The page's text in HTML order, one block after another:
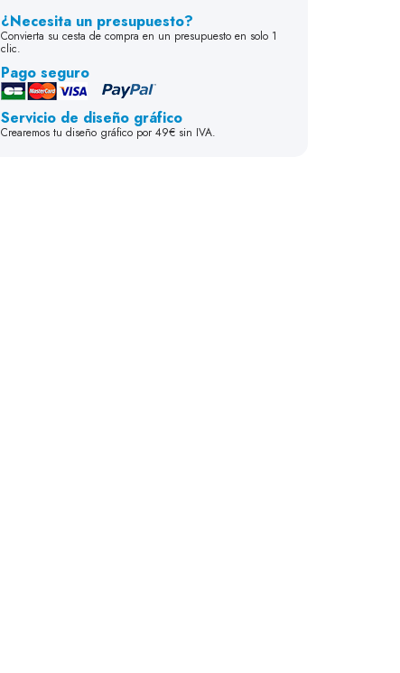
¿Necesita un presupuesto?
Convierta su cesta de compra en un presupuesto en solo 1
clic.
Pago seguro
Servicio de diseño gráfico
Crearemos tu diseño gráfico por 49€ sin IVA.